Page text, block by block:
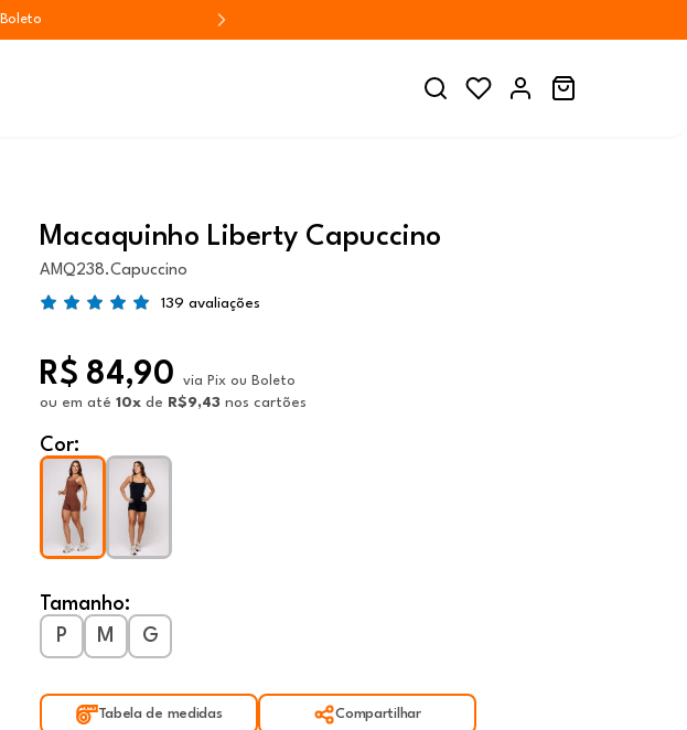
Macaquinho Liberty Capuccino
AMQ238.Capuccino
139 avaliações
R$ 84,90 via Pix ou Boleto
ou em até 10x de R$9,43 nos cartões
Cor:
Tamanho:
P
M G
Tabela de medidas Compartilhar